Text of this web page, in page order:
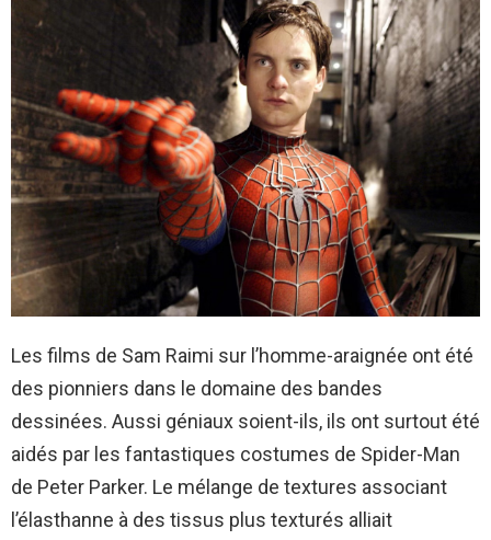
Les films de Sam Raimi sur l’homme-araignée ont été
des pionniers dans le domaine des bandes
dessinées. Aussi géniaux soient-ils, ils ont surtout été
aidés par les fantastiques costumes de Spider-Man
de Peter Parker. Le mélange de textures associant
l’élasthanne à des tissus plus texturés alliait